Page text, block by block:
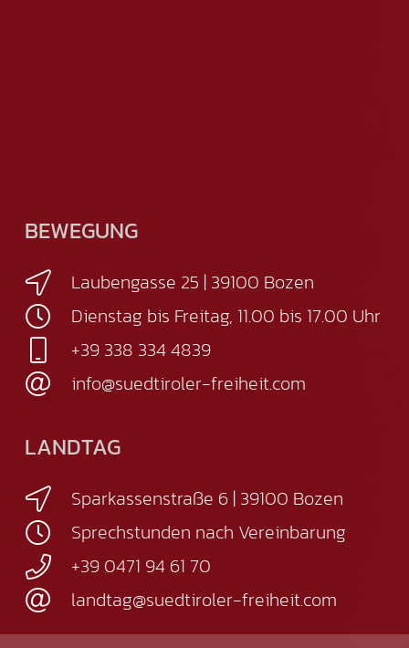
BEWEGUNG
Laubengasse 25 | 39100 Bozen
Dienstag bis Freitag, 11.00 bis 17.00 Uhr
+39 338 334 4839
info@suedtiroler-freiheit.com
LANDTAG
Sparkassenstraße 6 | 39100 Bozen
Sprechstunden nach Vereinbarung
+39 0471 94 61 70
landtag@suedtiroler-freiheit.com